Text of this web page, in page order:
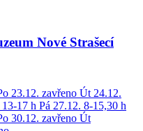
Nové Strašecí
23.12. zavřeno Út 24.12.
17 h Pá 27.12. 8-15,30 h
30.12. zavřeno Út